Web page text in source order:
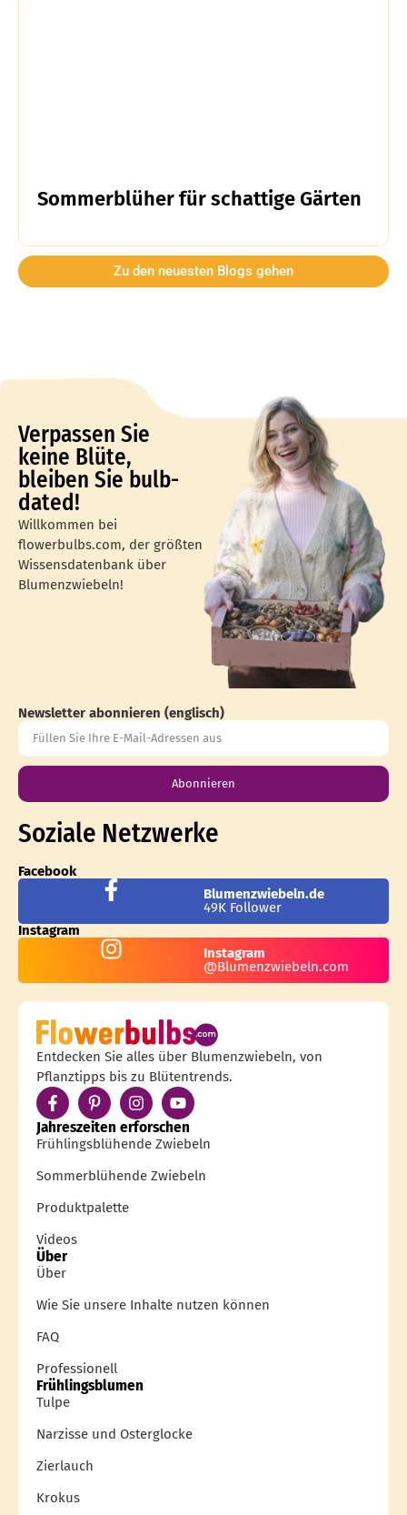
Sommerblüher für schattige Gärten
Zu den neuesten Blogs gehen
Verpassen Sie
keine Blüte,
bleiben Sie bulb-
dated!
Willkommen bei
flowerbulbs.com, der größten
Wissensdatenbank über
Blumenzwiebeln!
Newsletter abonnieren (englisch)
Abonnieren
Soziale Netzwerke
Facebook
Blumenzwiebeln.de
49K Follower
Instagram
Instagram
@Blumenzwiebeln.com
Entdecken Sie alles über Blumenzwiebeln, von
Pflanztipps bis zu Blütentrends.
Jahreszeiten erforschen
Frühlingsblühende Zwiebeln
Sommerblühende Zwiebeln
Produktpalette
Videos
Über
Über
Wie Sie unsere Inhalte nutzen können
FAQ
Professionell
Frühlingsblumen
Tulpe
Narzisse und Osterglocke
Zierlauch
Krokus